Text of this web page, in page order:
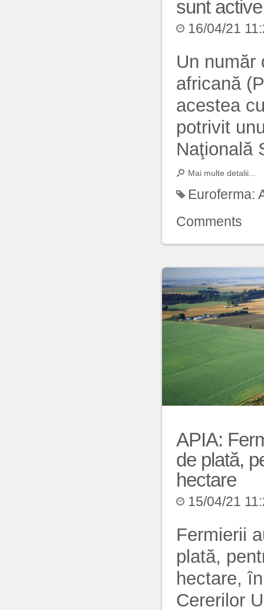
sunt
16/04/21
Un număr
africană
acestea
potrivit
Naţională
Mai multe detalii...
Euroferma:
Comments
APIA:
de plată,
hectare
15/04/21
Fermierii
plată,
hectare,
Cererilor